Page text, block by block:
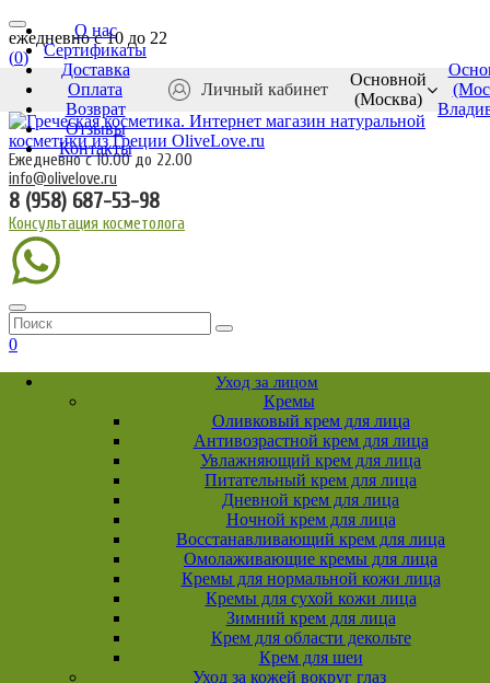
ежедневно c 10 до 22
(0)
О нас
Сертификаты
Доставка
Оплата
Возврат
Отзывы
Контакты
Личный кабинет
Основной
(Москва)
Ежедневно с 10.00 до 22.00
info@olivelove.ru
8 (958) 687-53-98
Консультация косметолога
0
Уход за лицом
Кремы
Оливковый крем для лица
Антивозрастной крем для лица
Увлажняющий крем для лица
Питательный крем для лица
Дневной крем для лица
Ночной крем для лица
Восстанавливающий крем для лица
Омолаживающие кремы для лица
Кремы для нормальной кожи лица
Кремы для сухой кожи лица
Зимний крем для лица
Крем для области декольте
Крем для шеи
Уход за кожей вокруг глаз